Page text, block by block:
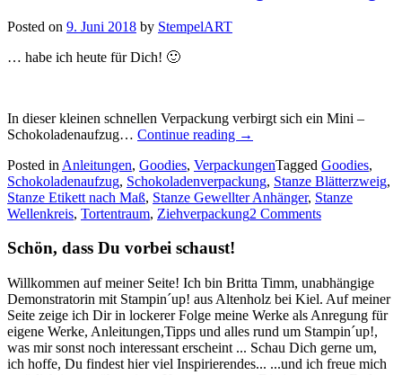
Posted on 9. Juni 2018 by StempelART
… habe ich heute für Dich! 🙂
In dieser kleinen schnellen Verpackung verbirgt sich ein Mini –
Schokoladenaufzug… Continue reading „Schnelle
Schokoladenaufzüge
mit
Anleitung…“
→
Posted in Anleitungen, Goodies, VerpackungenTagged Goodies,
Schokoladenaufzug, Schokoladenverpackung, Stanze Blätterzweig,
Stanze Etikett nach Maß, Stanze Gewellter Anhänger, Stanze
Wellenkreis, Tortentraum, Ziehverpackung2 Comments
Schön, dass Du vorbei schaust!
Willkommen auf meiner Seite! Ich bin Britta Timm, unabhängige
Demonstratorin mit Stampin´up! aus Altenholz bei Kiel. Auf meiner
Seite zeige ich Dir in lockerer Folge meine Werke als Anregung für
eigene Werke, Anleitungen,Tipps und alles rund um Stampin´up!,
was mir sonst noch interessant erscheint ... Schau Dich gerne um,
ich hoffe, Du findest hier viel Inspirierendes... ...und ich freue mich